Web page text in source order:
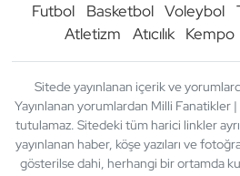
Futbol Basketbol Voleybol
Atletizm
Atıcılık Kempo
Sitede yayınlanan içerik ve
Yayınlanan yorumlardan Milli Fanatikler
tutulamaz. Sitedeki tüm harici linkler
yayınlanan haber, köşe yazıları ve
gösterilse dahi, herhangi bir ortamda